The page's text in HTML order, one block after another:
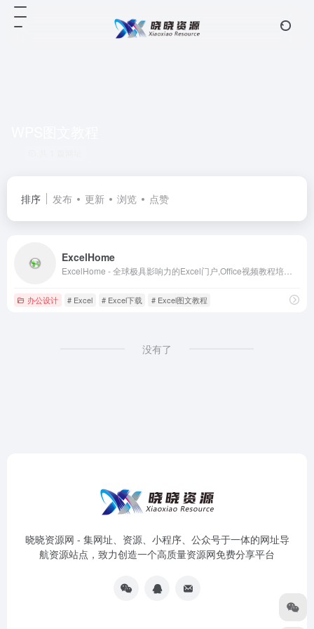
排序 发布 更新 浏览 点赞
ExcelHome
办公设计 # Excel # Excel下载 # Excel图文教程
没有了
晓晓资源网 - 集网址、资源、小程序、公众号于一体的网址导
航资源站点，致力创造一个高质量资源网免费分享平台